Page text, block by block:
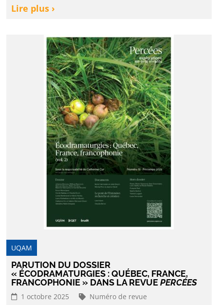
Lire plus ›
UQAM
PARUTION DU DOSSIER
« ÉCODRAMATURGIES : QUÉBEC, FRANCE,
FRANCOPHONIE » DANS LA REVUEPERCÉES
1 octobre 2025 Numéro de revue